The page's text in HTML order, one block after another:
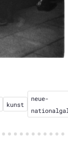
kunst
neue-